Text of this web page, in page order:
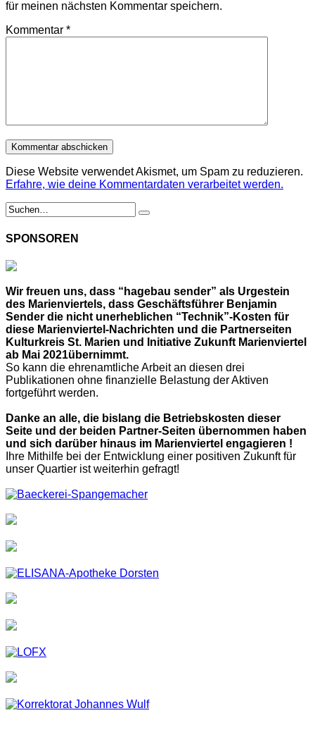
für meinen nächsten Kommentar speichern.
Kommentar *
Diese Website verwendet Akismet, um Spam zu reduzieren.
Erfahre, wie deine Kommentardaten verarbeitet werden.
SPONSOREN
Wir freuen uns, dass “hagebau sender” als Urgestein
des Marienviertels, dass Geschäftsführer Benjamin
Sender die nicht unerheblichen “Technik”-Kosten für
diese Marienviertel-Nachrichten und die Partnerseiten
Kulturkreis St. Marien und Initiative Zukunft Marienviertel
ab Mai 2021übernimmt.
So kann die ehrenamtliche Arbeit an diesen drei
Publikationen ohne finanzielle Belastung der Aktiven
fortgeführt werden.
Danke an alle, die bislang die Betriebskosten dieser
Seite und der beiden Partner-Seiten übernommen haben
und sich darüber hinaus im Marienviertel engagieren !
Ihre Mithilfe bei der Entwicklung einer positiven Zukunft für
unser Quartier ist weiterhin gefragt!